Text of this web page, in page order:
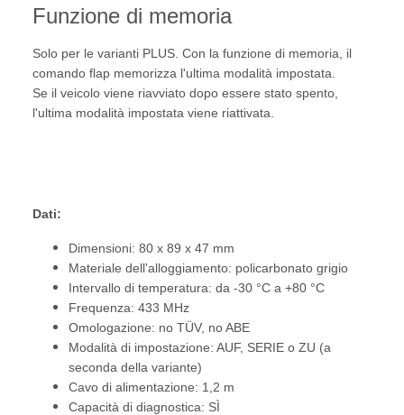
Funzione di memoria
Solo per le varianti PLUS. Con la funzione di memoria, il
comando flap memorizza l'ultima modalità impostata.
Se il veicolo viene riavviato dopo essere stato spento,
l'ultima modalità impostata viene riattivata.
Dati:
Dimensioni: 80 x 89 x 47 mm
Materiale dell'alloggiamento: policarbonato grigio
Intervallo di temperatura: da -30 °C a +80 °C
Frequenza: 433 MHz
Omologazione: no TÜV, no ABE
Modalità di impostazione: AUF, SERIE o ZU (a
seconda della variante)
Cavo di alimentazione: 1,2 m
Capacità di diagnostica: SÌ